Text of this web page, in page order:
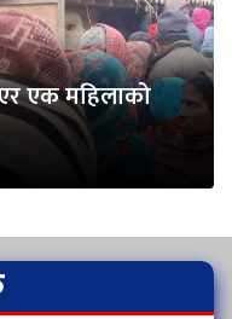
एक महिलाको